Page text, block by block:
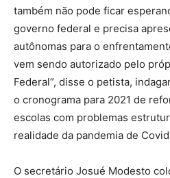
também não pode ficar
governo federal e precisa
autônomas para o
vem sendo autorizado pelo
Federal”, disse o petista,
o cronograma para 2021 de
escolas com problemas
realidade da pandemia de
O secretário Josué Modesto